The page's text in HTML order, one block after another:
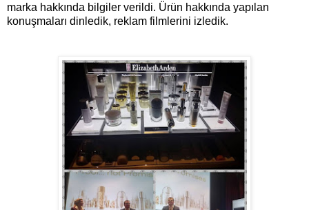
marka hakkında bilgiler verildi. Ürün hakkında yapılan
konuşmaları dinledik, reklam filmlerini izledik.